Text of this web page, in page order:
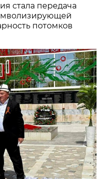
стала передача
потомков